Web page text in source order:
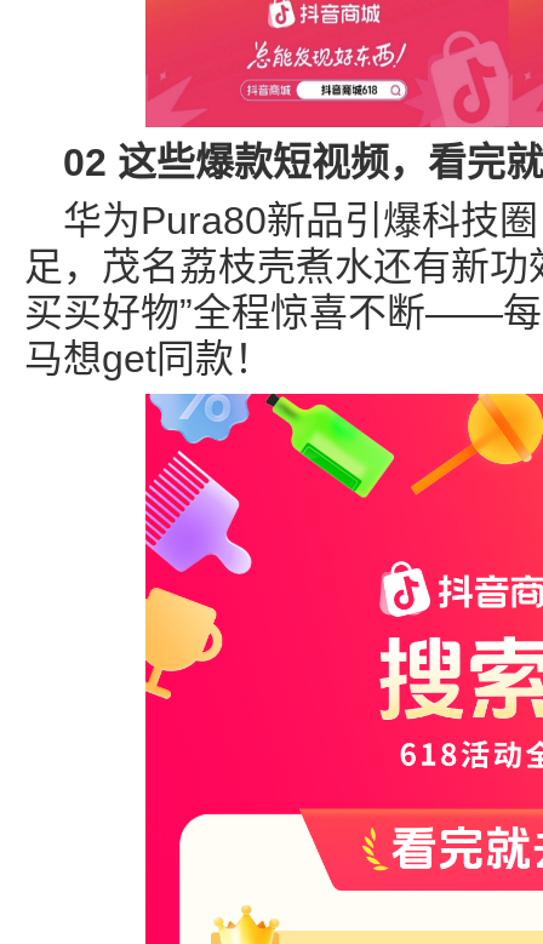
02 这些爆款短视频，看完
华为Pura80新品引爆科技
足，茂名荔枝壳煮水还有新功
买买好物”全程惊喜不断——
马想get同款！